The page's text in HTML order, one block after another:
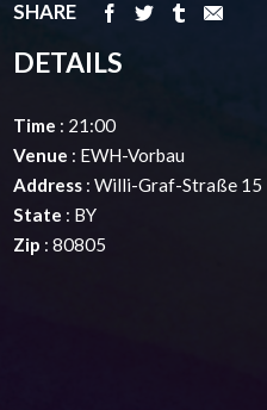
SHARE
DETAILS
Time : 21:00
Venue : EWH-Vorbau
Address : Willi-Graf-Straße 15
State : BY
Zip : 80805